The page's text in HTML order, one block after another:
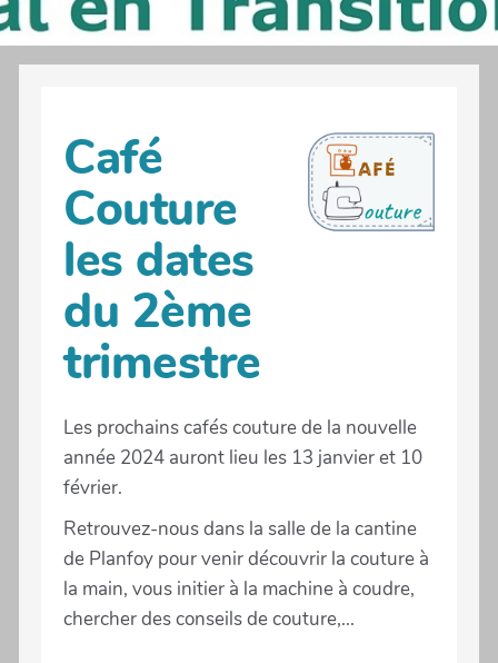
Café
Couture
les dates
du 2ème
trimestre
Les prochains cafés couture de la nouvelle
année 2024 auront lieu les 13 janvier et 10
février.
Retrouvez-nous dans la salle de la cantine
de Planfoy pour venir découvrir la couture à
la main, vous initier à la machine à coudre,
chercher des conseils de couture,...